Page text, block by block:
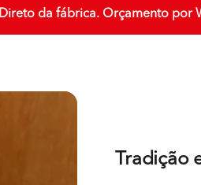
Direto da fábrica. Orçamento por
Tradição